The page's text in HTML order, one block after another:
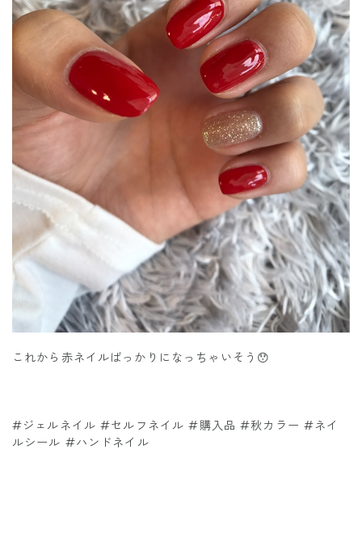
これから赤ネイルばっかりになっちゃいそう😯
#ジェルネイル #セルフネイル #購入品 #秋カラー #ネイ
ルシール #ハンドネイル